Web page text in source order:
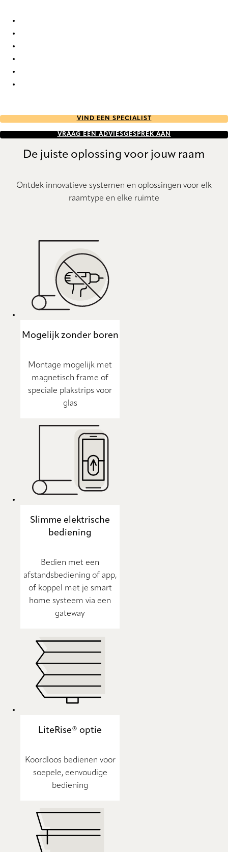
VIND EEN SPECIALIST
VRAAG EEN ADVIESGESPREK AAN
De juiste oplossing voor jouw raam
Ontdek innovatieve systemen en oplossingen voor elk
raamtype en elke ruimte
Mogelijk zonder boren
Montage mogelijk met
magnetisch frame of
speciale plakstrips voor
glas
Slimme elektrische
bediening
Bedien met een
afstandsbediening of app,
of koppel met je smart
home systeem via een
gateway
LiteRise® optie
Koordloos bedienen voor
soepele, eenvoudige
bediening